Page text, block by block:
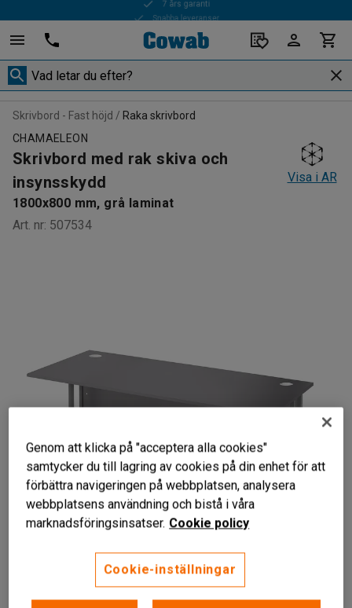
Snabba leveranser
Skrivbord - Fast höjd
Raka skrivbord
CHAMAELEON
Skrivbord med rak skiva och
insynsskydd
1800x800 mm, grå laminat
Art. nr: 507534
Visa i AR
Liknande produkter
Genom att klicka på "acceptera alla cookies"
samtycker du till lagring av cookies på din enhet för att
förbättra navigeringen på webbplatsen, analysera
webbplatsens användning och bistå i våra
marknadsföringsinsatser. Cookie policy
Cookie-inställningar